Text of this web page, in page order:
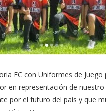
FC con Uniformes de
en representación de nuestro
por el futuro del país y que